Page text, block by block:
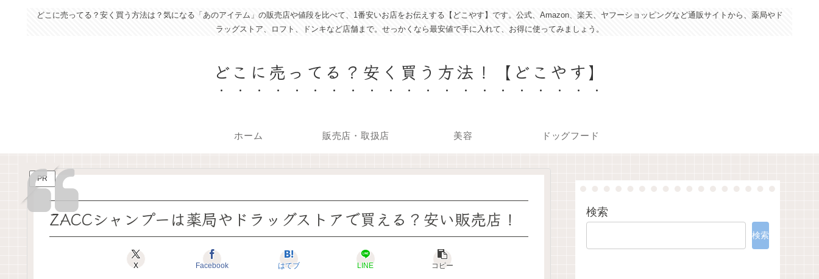
どこに売ってる？安く買う方法は？気になる「あのアイテム」の販売店や値段を比べて、1番安いお店をお伝えする【どこやす】です。公式、Amazon、楽天、ヤフーショッピングなど通販サイトから、薬局やド
ラッグストア、ロフト、ドンキなど店舗まで。せっかくなら最安値で手に入れて、お得に使ってみましょう。
どこに売ってる？安く買う方法！【どこやす】
ホーム 販売店・取扱店 美容 ドッグフード
PR
ZACCシャンプーは薬局やドラッグストアで買える？安い販売店！
X Facebook はてブ LINE コピー
検索
検索